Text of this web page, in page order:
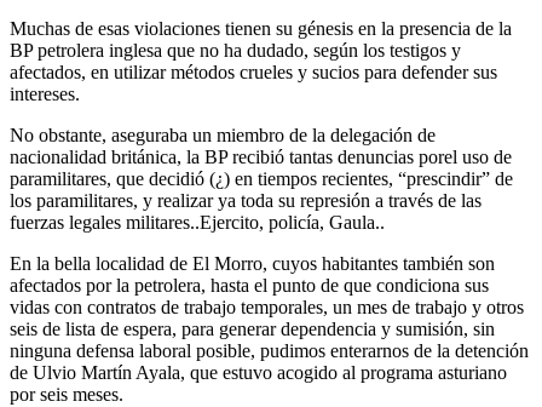
Muchas de esas violaciones tienen su génesis en la presencia de la
BP petrolera inglesa que no ha dudado, según los testigos y
afectados, en utilizar métodos crueles y sucios para defender sus
intereses.
No obstante, aseguraba un miembro de la delegación de
nacionalidad británica, la BP recibió tantas denuncias porel uso de
paramilitares, que decidió (¿) en tiempos recientes, “prescindir” de
los paramilitares, y realizar ya toda su represión a través de las
fuerzas legales militares..Ejercito, policía, Gaula..
En la bella localidad de El Morro, cuyos habitantes también son
afectados por la petrolera, hasta el punto de que condiciona sus
vidas con contratos de trabajo temporales, un mes de trabajo y otros
seis de lista de espera, para generar dependencia y sumisión, sin
ninguna defensa laboral posible, pudimos enterarnos de la detención
de Ulvio Martín Ayala, que estuvo acogido al programa asturiano
por seis meses.